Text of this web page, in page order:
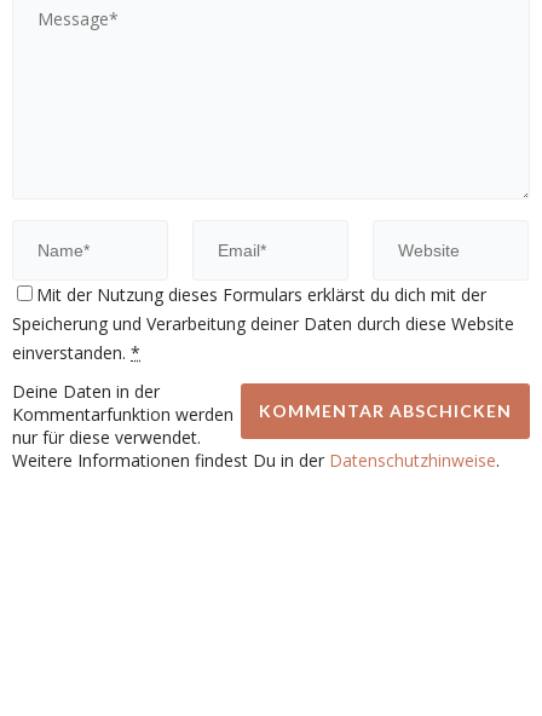
Mit der Nutzung dieses Formulars erklärst du dich mit der
Speicherung und Verarbeitung deiner Daten durch diese Website
einverstanden. *
Deine Daten in der
Kommentarfunktion werden
nur für diese verwendet.
Weitere Informationen findest Du in der Datenschutzhinweise.